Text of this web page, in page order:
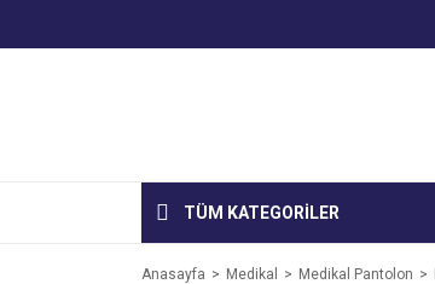
TÜM KATEGORİLER
Anasayfa Medikal Medikal Pantolon